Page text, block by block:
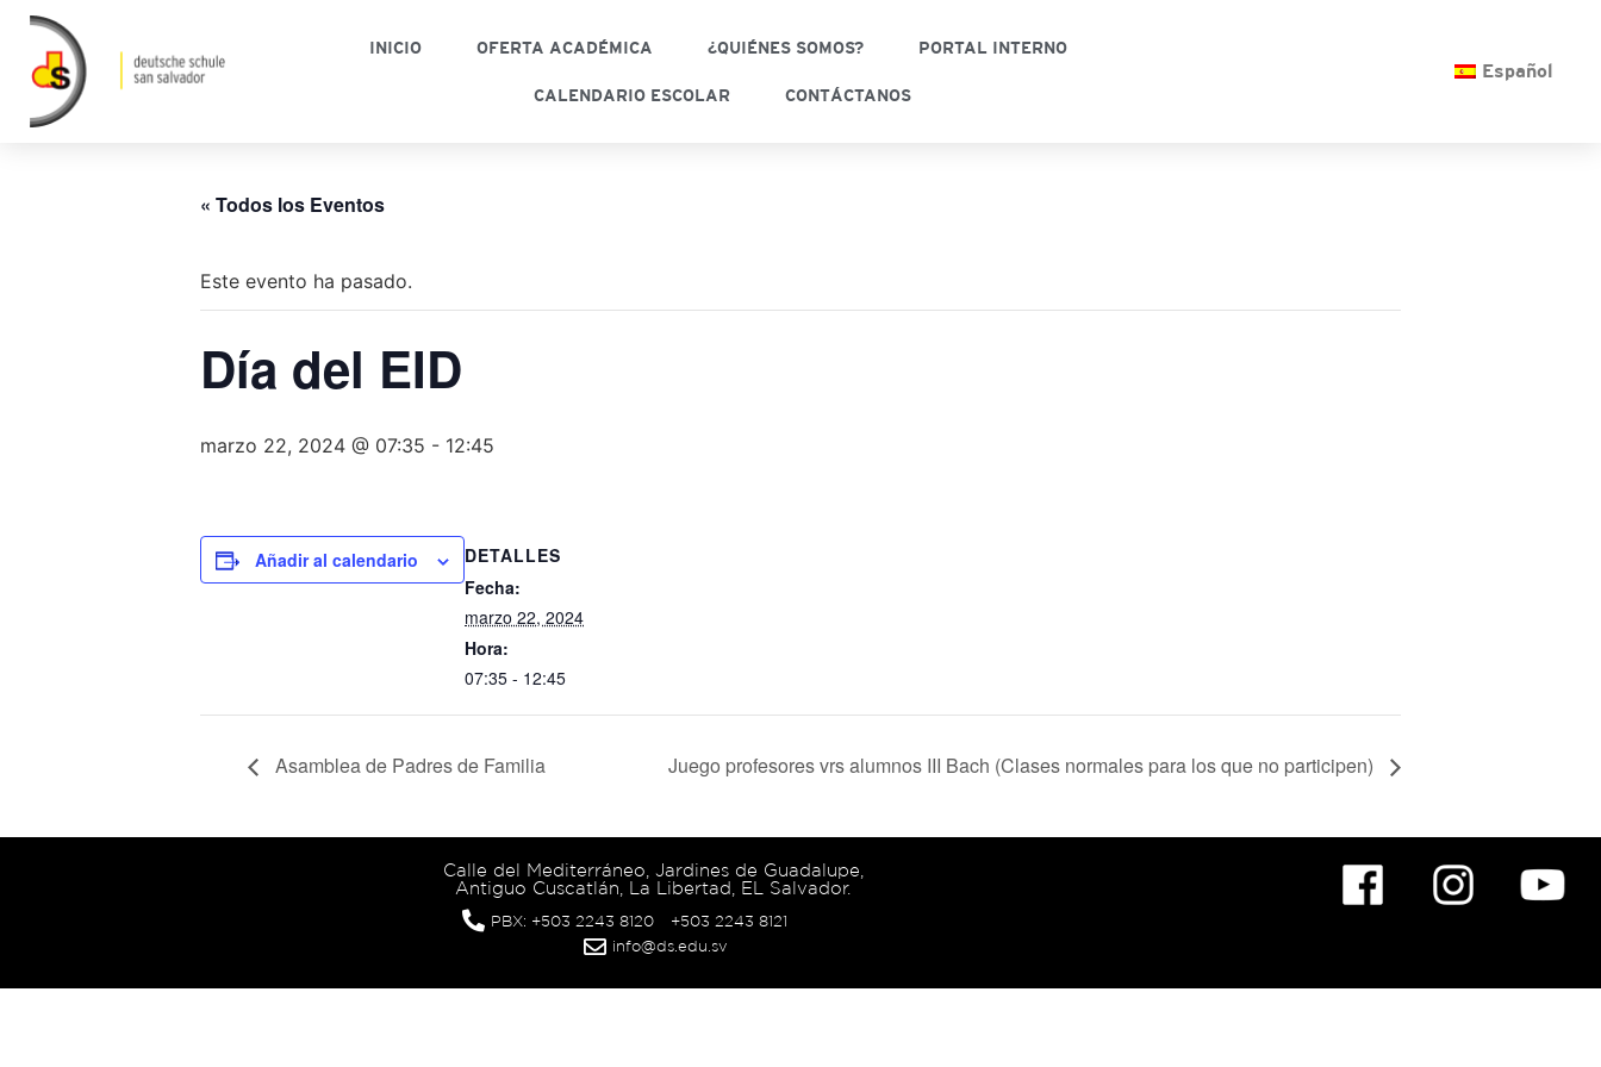
INICIO OFERTA ACADÉMICA ¿QUIÉNES SOMOS? PORTAL INTERNO
CALENDARIO ESCOLAR CONTÁCTANOS
Español
« Todos los Eventos
Este evento ha pasado.
Día del EID
marzo 22, 2024 @ 07:35 - 12:45
Añadir al calendario
DETALLES
Fecha:
marzo 22, 2024
Hora:
07:35 - 12:45
Asamblea de Padres de Familia Juego profesores vrs alumnos III Bach (Clases normales para los que no participen)
Calle del Mediterráneo, Jardines de Guadalupe,
Antiguo Cuscatlán, La Libertad, EL Salvador.
PBX: +503 2243 8120
+503 2243 8121
info@ds.edu.sv